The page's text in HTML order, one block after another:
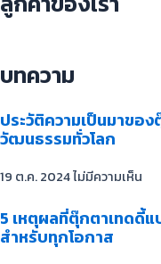
บทความ
ประวัติความเป็นมาขอ
วัฒนธรรมทั่วโลก
19 ต.ค. 2024ไม่มีความเห็น
5 เหตุผลที่ตุ๊กตาเทดดี้
สำหรับทุกโอกาส